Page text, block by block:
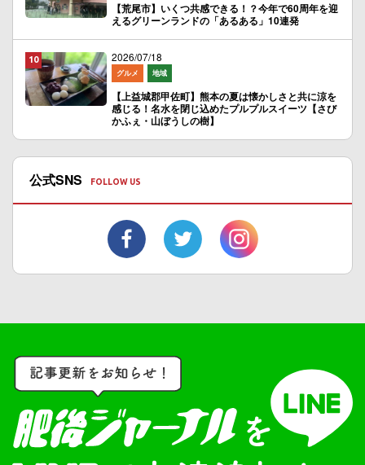
【荒尾市】いくつ共感できる！？今年で60周年を迎
えるグリーンランドの「あるある」10連発
2026/07/18
グルメ 地域
【上益城郡甲佐町】熊本の夏は懐かしさと共に涼を
感じる！名水を閉じ込めたプルプルスイーツ【さび
かふぇ・山ぼうしの樹】
公式SNS